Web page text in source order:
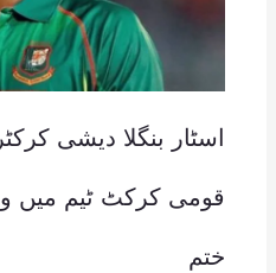
اسٹار بنگلا دیشی
قومی کرکٹ ٹیم میں
ختم